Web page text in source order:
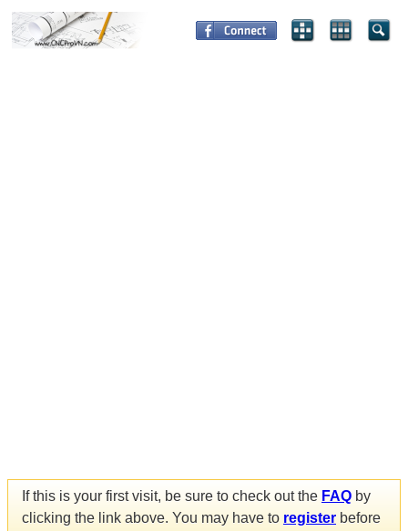
If this is your first visit, be sure to check out the FAQ by
clicking the link above. You may have to register before